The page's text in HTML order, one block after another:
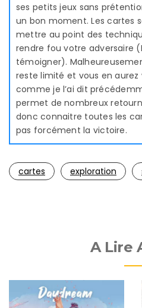
ses petits jeux sans
un bon moment. Les cartes
mettre au point des
rendre fou votre adversaire
témoigner).
reste limité et vous en
comme je l’ai dit
permet de nombreux
donc connaitre toutes les
pas forcément la victoire.
cartes exploration
A Lire